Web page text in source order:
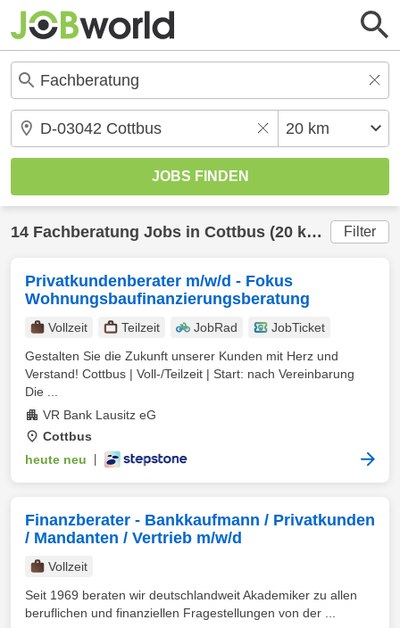
14 Fachberatung Jobs in Cottbus (20 km) gefunden Filter
Privatkundenberater m/w/d - Fokus
Wohnungsbaufinanzierungsberatung
Vollzeit Teilzeit JobRad
JobTicket
Gestalten Sie die Zukunft unserer Kunden mit Herz und
Verstand! Cottbus | Voll-/Teilzeit | Start: nach Vereinbarung
Die ...
VR Bank Lausitz eG
Cottbus
heute neu
Finanzberater - Bankkaufmann / Privatkunden
/ Mandanten / Vertrieb m/w/d
Vollzeit
Seit 1969 beraten wir deutschlandweit Akademiker zu allen
beruflichen und finanziellen Fragestellungen von der ...